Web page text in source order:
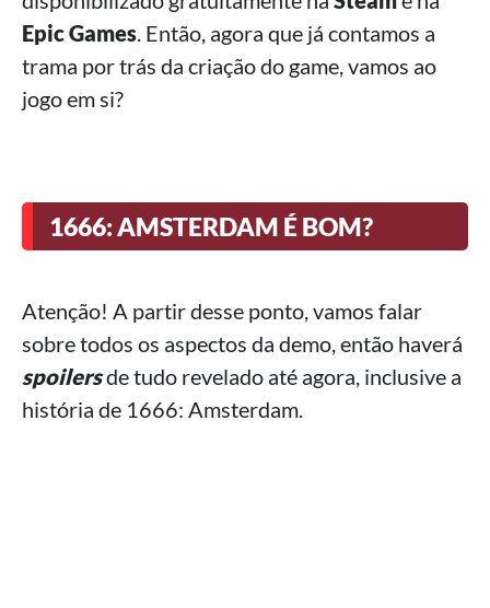
Epic Games. Então, agora que já contamos a
trama por trás da criação do game, vamos ao
jogo em si?
1666: AMSTERDAM É BOM?
Atenção! A partir desse ponto, vamos falar
sobre todos os aspectos da demo, então haverá
spoilersde tudo revelado até agora, inclusive a
história de 1666: Amsterdam.